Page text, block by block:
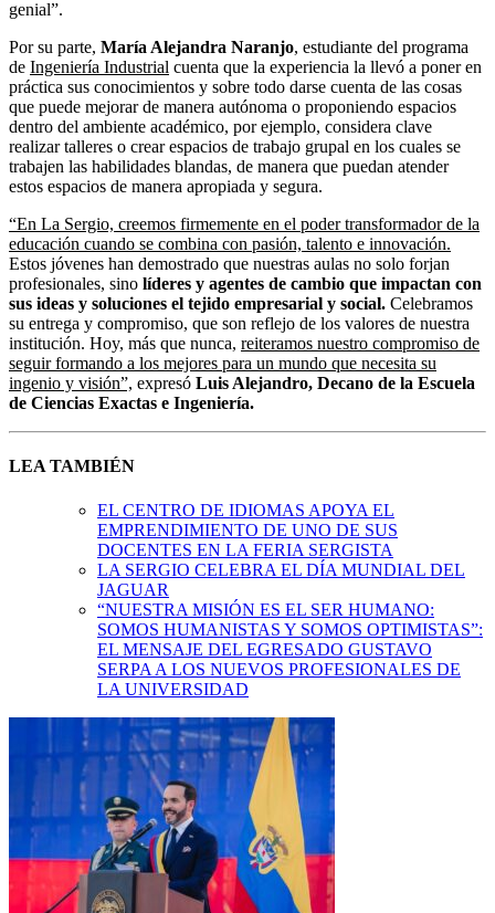
genial”.
Por su parte, María Alejandra Naranjo, estudiante del programa
de Ingeniería Industrial cuenta que la experiencia la llevó a poner en
práctica sus conocimientos y sobre todo darse cuenta de las cosas
que puede mejorar de manera autónoma o proponiendo espacios
dentro del ambiente académico, por ejemplo, considera clave
realizar talleres o crear espacios de trabajo grupal en los cuales se
trabajen las habilidades blandas, de manera que puedan atender
estos espacios de manera apropiada y segura.
“En La Sergio, creemos firmemente en el poder transformador de la
educación cuando se combina con pasión, talento e innovación.
Estos jóvenes han demostrado que nuestras aulas no solo forjan
profesionales, sino líderes y agentes de cambio que impactan con
sus ideas y soluciones el tejido empresarial y social. Celebramos
su entrega y compromiso, que son reflejo de los valores de nuestra
institución. Hoy, más que nunca, reiteramos nuestro compromiso de
seguir formando a los mejores para un mundo que necesita su
ingenio y visión”, expresó Luis Alejandro, Decano de la Escuela
de Ciencias Exactas e Ingeniería.
LEA TAMBIÉN
EL CENTRO DE IDIOMAS APOYA EL
EMPRENDIMIENTO DE UNO DE SUS
DOCENTES EN LA FERIA SERGISTA
LA SERGIO CELEBRA EL DÍA MUNDIAL DEL
JAGUAR
“NUESTRA MISIÓN ES EL SER HUMANO:
SOMOS HUMANISTAS Y SOMOS OPTIMISTAS”:
EL MENSAJE DEL EGRESADO GUSTAVO
SERPA A LOS NUEVOS PROFESIONALES DE
LA UNIVERSIDAD